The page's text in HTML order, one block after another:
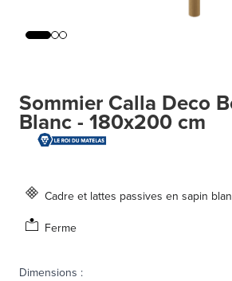
Sommier Calla Deco
Blanc - 180x200 cm
Cadre et lattes passives en sapin
Ferme
Dimensions :